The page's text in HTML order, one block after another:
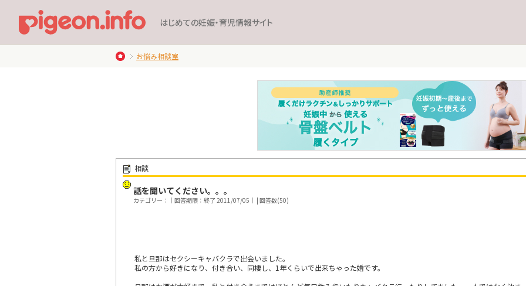
はじめての妊娠・育児情報サイト
お悩み相談室
相談
話を聞いてください。。。
カテゴリー：｜回答期限：終了 2011/07/05｜ | 回答数(50)
私と旦那はセクシーキャバクラで出会いました。
私の方から好きになり、付き合い、同棲し、1年くらいで出来ちゃった婚です。